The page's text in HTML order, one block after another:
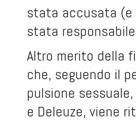
stata accusata
stata
Altro merito della
che, seguendo il
pulsione
e Deleuze, viene